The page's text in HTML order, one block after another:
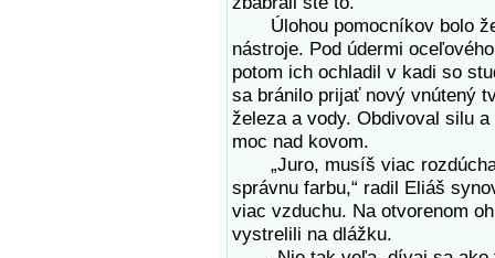
Úlohou pomocníkov bolo
nástroje. Pod údermi
potom ich ochladil v kadi so
sa bránilo prijať nový vnútený
železa a vody. Obdivoval silu
moc nad kovom.
„Juro, musíš viac
správnu farbu,“ radil Eliáš
viac vzduchu. Na otvorenom
vystrelili na dlážku.